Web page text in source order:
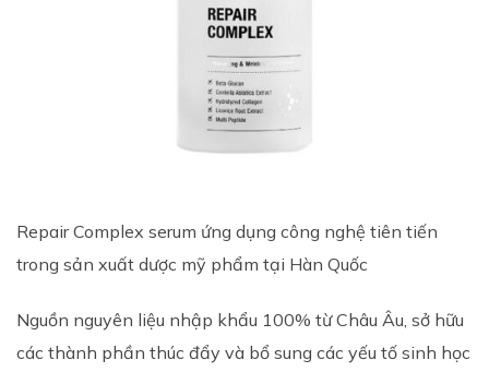
Repair Complex serum ứng dụng công nghệ tiên tiến
trong sản xuất dược mỹ phẩm tại Hàn Quốc
Nguồn nguyên liệu nhập khẩu 100% từ Châu Âu, sở hữu
các thành phần thúc đẩy và bổ sung các yếu tố sinh học